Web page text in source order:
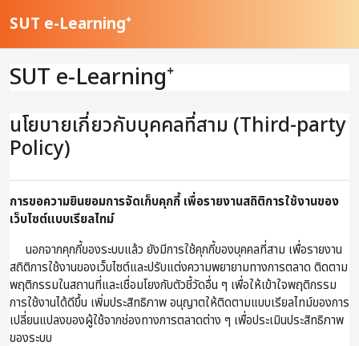
SUT e-Learning⁺
SUT e-Learning⁺
นโยบายเกี่ยวกับบุคคลที่สาม (Third-party
Policy)
การขอความยินยอมการจัดเก็บคุกกี้ เพื่อรายงานสถิติการใช้งานของ
เว็บไซต์แบบเรียลไทม์
นอกจากคุกกี้ของระบบแล้ว ยังมีการใช้คุกกี้ของบุคคลที่สาม เพื่อรายงาน
สถิติการใช้งานของเว็บไซต์และปรับแต่งความพยายามทางการตลาด ติดตาม
พฤติกรรมในสถานที่และเชื่อมโยงกับตัวชี้วัดอื่น ๆ เพื่อให้เข้าใจพฤติกรรม
การใช้งานได้ดีขึ้น เพิ่มประสิทธิภาพ อนุญาตให้ติดตามแบบเรียลไทม์ของการ
เปลี่ยนแปลงของผู้ใช้จากช่องทางการตลาดต่าง ๆ เพื่อประเมินประสิทธิภาพ
ของระบบ